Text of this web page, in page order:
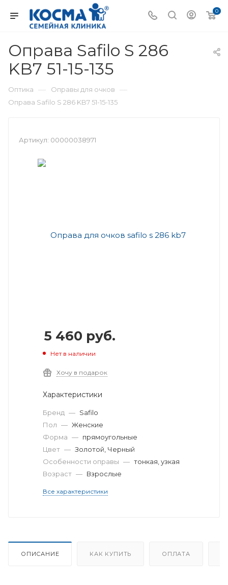
0
Оправа Safilo S 286
KB7 51-15-135
Оптика — Оправы для очков —
Оправа Safilo S 286 KB7 51-15-135
Артикул: 00000038971
5 460 руб.
Нет в наличии
Хочу в подарок
Характеристики
Бренд — Safilo
Пол — Женские
Форма — прямоугольные
Цвет — Золотой, Черный
Особенности оправы — тонкая, узкая
Возраст — Взрослые
Все характеристики
ОПИСАНИЕ КАК КУПИТЬ ОПЛАТА